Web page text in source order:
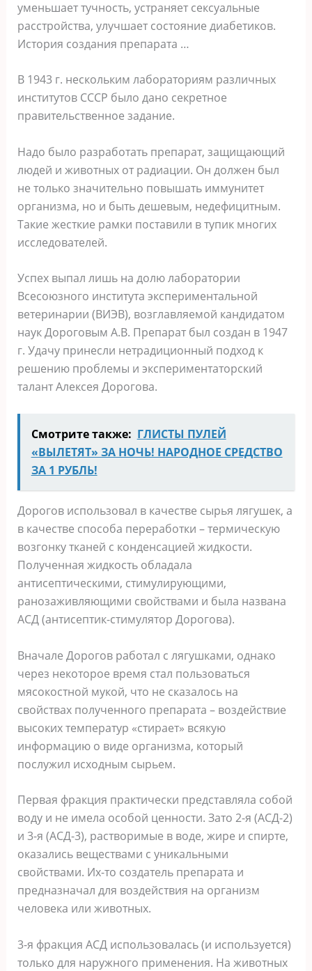
уменьшает тучность, устраняет сексуальные
расстройства, улучшает состояние диабетиков.
История создания препарата …
В 1943 г. нескольким лабораториям различных
институтов СССР было дано секретное
правительственное задание.
Надо было разработать препарат, защищающий
людей и животных от радиации. Он должен был
не только значительно повышать иммунитет
организма, но и быть дешевым, недефицитным.
Такие жесткие рамки поставили в тупик многих
исследователей.
Успех выпал лишь на долю лаборатории
Всесоюзного института экспериментальной
ветеринарии (ВИЭВ), возглавляемой кандидатом
наук Дороговым А.В. Препарат был создан в 1947
г. Удачу принесли нетрадиционный подход к
решению проблемы и экспериментаторский
талант Алексея Дорогова.
Смотрите также: ГЛИСТЫ ПУЛЕЙ
«ВЫЛЕТЯТ» ЗА НОЧЬ! НАРОДНОЕ СРЕДСТВО
ЗА 1 РУБЛЬ!
Дорогов использовал в качестве сырья лягушек, а
в качестве способа переработки – термическую
возгонку тканей с конденсацией жидкости.
Полученная жидкость обладала
антисептическими, стимулирующими,
ранозаживляющими свойствами и была названа
АСД (антисептик-стимулятор Дорогова).
Вначале Дорогов работал с лягушками, однако
через некоторое время стал пользоваться
мясокостной мукой, что не сказалось на
свойствах полученного препарата – воздействие
высоких температур «стирает» всякую
информацию о виде организма, который
послужил исходным сырьем.
Первая фракция практически представляла собой
воду и не имела особой ценности. Зато 2-я (АСД-2)
и 3-я (АСД-3), растворимые в воде, жире и спирте,
оказались веществами с уникальными
свойствами. Их-то создатель препарата и
предназначал для воздействия на организм
человека или животных.
3-я фракция АСД использовалась (и используется)
только для наружного применения. На животных